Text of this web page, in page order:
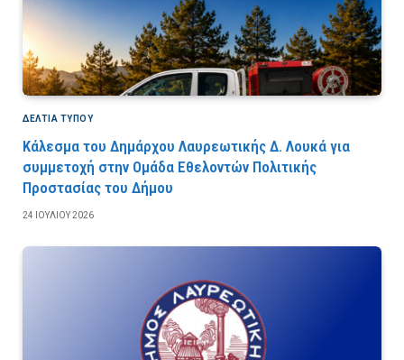
ΔΕΛΤΙΑ ΤΥΠΟΥ
Κάλεσμα του Δημάρχου Λαυρεωτικής Δ. Λουκά για
συμμετοχή στην Ομάδα Εθελοντών Πολιτικής
Προστασίας του Δήμου
24 ΙΟΥΛΊΟΥ 2026